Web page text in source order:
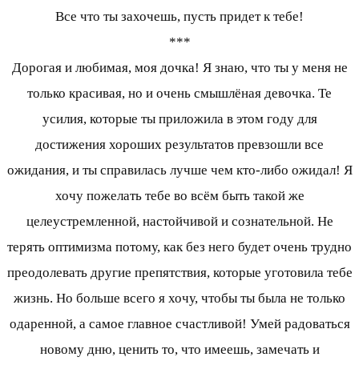
Все что ты захочешь, пусть придет к тебе!
***
Дорогая и любимая, моя дочка! Я знаю, что ты у меня не
только красивая, но и очень смышлёная девочка. Те
усилия, которые ты приложила в этом году для
достижения хороших результатов превзошли все
ожидания, и ты справилась лучше чем кто-либо ожидал! Я
хочу пожелать тебе во всём быть такой же
целеустремленной, настойчивой и сознательной. Не
терять оптимизма потому, как без него будет очень трудно
преодолевать другие препятствия, которые уготовила тебе
жизнь. Но больше всего я хочу, чтобы ты была не только
одаренной, а самое главное счастливой! Умей радоваться
новому дню, ценить то, что имеешь, замечать и